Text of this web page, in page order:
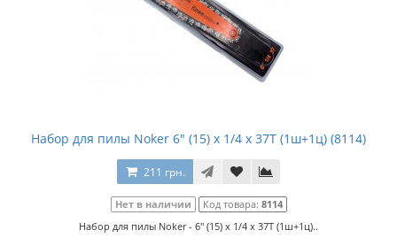
Набор для пилы Noker 6" (15) x 1/4 x 37T (1ш+1ц) (8114)
211 грн.
Нет в наличии Код товара: 8114
Набор для пилы Noker - 6" (15) x 1/4 x 37T (1ш+1ц)..